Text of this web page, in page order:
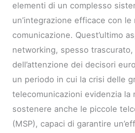
elementi di un complesso
un’integrazione efficace con le
comunicazione. Quest’ultimo
networking, spesso
dell’attenzione dei decisori
un periodo in cui la crisi delle
telecomunicazioni evidenzia la
sostenere anche le piccole
(MSP), capaci di garantire